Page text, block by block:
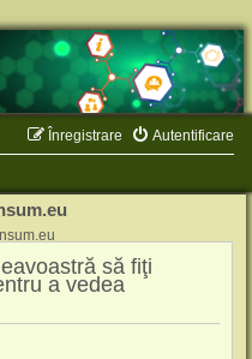
Autentificare
Înregistrare
să fiţi
a vedea